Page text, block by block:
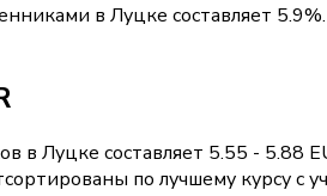
в Луцке составляет
Луцке составляет 5.55 - 5.88
по лучшему курсу с